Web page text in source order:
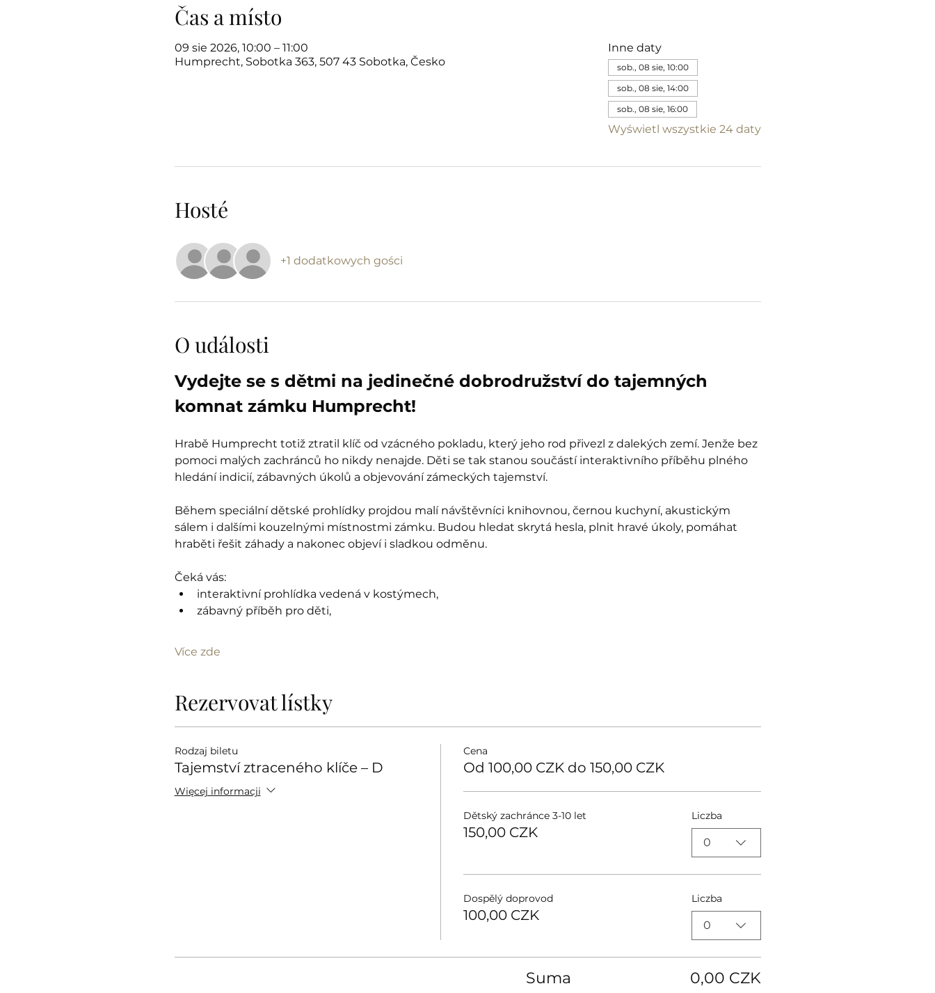
Čas a místo
09 sie 2026, 10:00 – 11:00
Humprecht, Sobotka 363, 507 43 Sobotka, Česko
Inne daty
sob., 08 sie, 10:00
sob., 08 sie, 14:00
sob., 08 sie, 16:00
Wyświetl wszystkie 24 daty
Hosté
+1 dodatkowych gości
O události
Vydejte se s dětmi na jedinečné dobrodružství do tajemných
komnat zámku Humprecht!
Hrabě Humprecht totiž ztratil klíč od vzácného pokladu, který jeho rod přivezl z dalekých zemí. Jenže bez
pomoci malých zachránců ho nikdy nenajde. Děti se tak stanou součástí interaktivního příběhu plného
hledání indicií, zábavných úkolů a objevování zámeckých tajemství.
Během speciální dětské prohlídky projdou malí návštěvníci knihovnou, černou kuchyní, akustickým
sálem i dalšími kouzelnými místnostmi zámku. Budou hledat skrytá hesla, plnit hravé úkoly, pomáhat
hraběti řešit záhady a nakonec objeví i sladkou odměnu.
Čeká vás:
interaktivní prohlídka vedená v kostýmech,
zábavný příběh pro děti,
Více zde
Rezervovat lístky
Rodzaj biletu
Tajemství ztraceného klíče – D
Więcej informacji
Cena
Od 100,00 CZK do 150,00 CZK
Dětský zachránce 3-10 let
150,00 CZK
Liczba
0
Dospělý doprovod
100,00 CZK
Liczba
0
Suma 0,00 CZK